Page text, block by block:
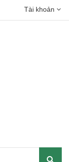
Tài khoản